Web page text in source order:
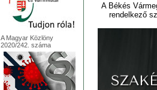
A Magyar Közlöny
2020/242. száma
A Békés
rendelkező